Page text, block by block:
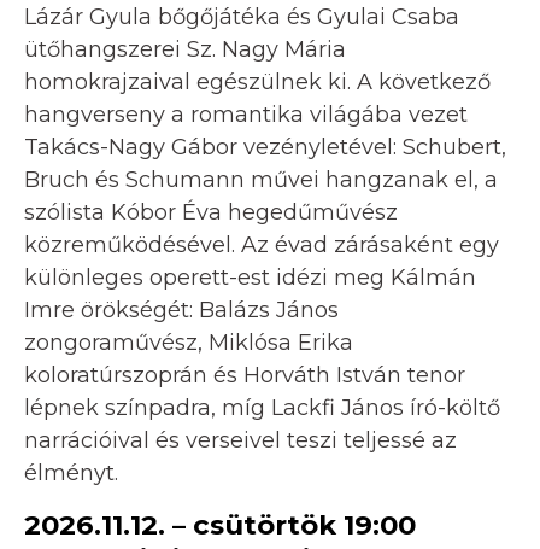
Lázár Gyula bőgőjátéka és Gyulai Csaba
ütőhangszerei Sz. Nagy Mária
homokrajzaival egészülnek ki. A következő
hangverseny a romantika világába vezet
Takács-Nagy Gábor vezényletével: Schubert,
Bruch és Schumann művei hangzanak el, a
szólista Kóbor Éva hegedűművész
közreműködésével. Az évad zárásaként egy
különleges operett-est idézi meg Kálmán
Imre örökségét: Balázs János
zongoraművész, Miklósa Erika
koloratúrszoprán és Horváth István tenor
lépnek színpadra, míg Lackfi János író-költő
narrációival és verseivel teszi teljessé az
élményt.
2026.11.12. – csütörtök 19:00